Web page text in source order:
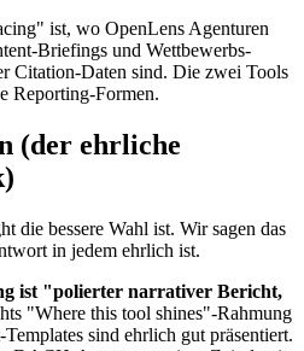
ist, wo OpenLens Agenturen
Briefings und Wettbewerbs-
Citation-Daten sind. Die zwei Tools
Reporting-Formen.
(der ehrliche
die bessere Wahl ist. Wir sagen das
in jedem ehrlich ist.
ist "polierter narrativer Bericht,
"Where this tool shines"-Rahmung
sind ehrlich gut präsentiert.